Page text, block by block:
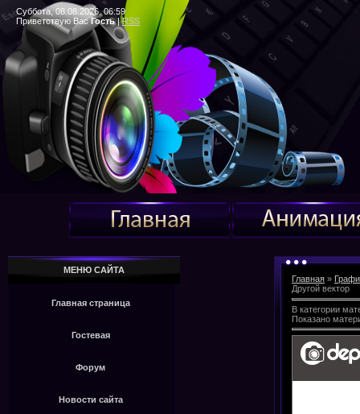
Суббота, 08.08.2026, 06:59
Приветствую Вас Гость|RSS
МЕНЮ САЙТА
Главная страница
Гостевая
Форум
Новости сайта
Главная »
Другой вектор
В категории
Показано